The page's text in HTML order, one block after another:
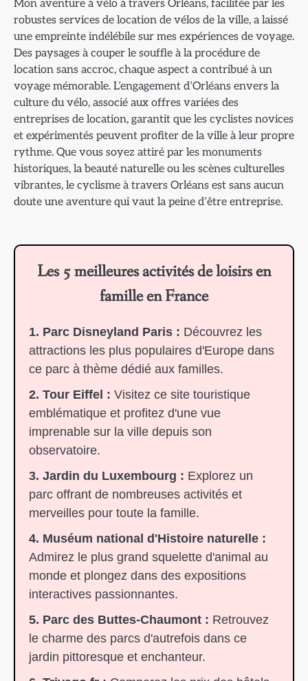
Mon aventure à vélo à travers Orléans, facilitée par les
robustes services de location de vélos de la ville, a laissé
une empreinte indélébile sur mes expériences de voyage.
Des paysages à couper le souffle à la procédure de
location sans accroc, chaque aspect a contribué à un
voyage mémorable. L’engagement d’Orléans envers la
culture du vélo, associé aux offres variées des
entreprises de location, garantit que les cyclistes novices
et expérimentés peuvent profiter de la ville à leur propre
rythme. Que vous soyez attiré par les monuments
historiques, la beauté naturelle ou les scènes culturelles
vibrantes, le cyclisme à travers Orléans est sans aucun
doute une aventure qui vaut la peine d’être entreprise.
Les 5 meilleures activités de loisirs en
famille en France
1. Parc Disneyland Paris : Découvrez les
attractions les plus populaires d'Europe dans
ce parc à thème dédié aux familles.
2. Tour Eiffel : Visitez ce site touristique
emblématique et profitez d'une vue
imprenable sur la ville depuis son
observatoire.
3. Jardin du Luxembourg : Explorez un
parc offrant de nombreuses activités et
merveilles pour toute la famille.
4. Muséum national d'Histoire naturelle :
Admirez le plus grand squelette d'animal au
monde et plongez dans des expositions
interactives passionnantes.
5. Parc des Buttes-Chaumont : Retrouvez
le charme des parcs d'autrefois dans ce
jardin pittoresque et enchanteur.